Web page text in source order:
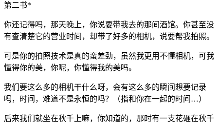
第二书*
你还记得吗，那天晚上，你说要带我去的那间酒馆。你甚至没
有查清楚它的营业时间，却带了好多的相机，说要帮我拍照。
可是你的拍照技术是真的蛮差劲，虽然我更用不懂相机，可我
懂得你的美，你呢，你懂得我的美吗。
我们要这么多的相机干什么呀，会有这么多的瞬间想要记录
吗，时间，难道不是永恒的吗？（指和你在一起的时间…）
后来我们就坐在秋千上嘛，你知道的，那时有一支花砸在秋千